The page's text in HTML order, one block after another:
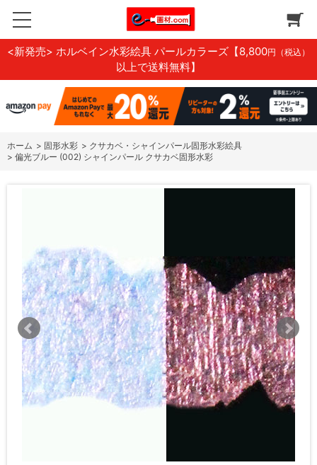
<新発売> ホルベイン水彩絵具 パールカラーズ 【8,800円（税込）
以上で送料無料】
ホーム > 固形水彩 > クサカベ・シャインパール固形水彩絵具
> 偏光ブルー (002) シャインパール クサカベ固形水彩